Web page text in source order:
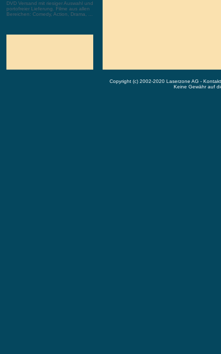
DVD Versand mit riesiger Auswahl und
portofreier Lieferung. Filme aus allen
Bereichen: Comedy, Action, Drama, ...
Copyright (c) 2002-2020 Laserzone AG -
Keine Gewähr auf